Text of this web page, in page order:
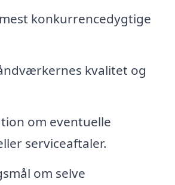
konkurrencedygtige
kvalitet og
om eventuelle
serviceaftaler.
om selve